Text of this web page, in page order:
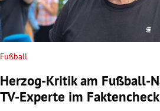
Untermenü
Untermenü
Untermenü
Fußball
Herzog-Kritik am Fußball-
TV-Experte im Faktencheck